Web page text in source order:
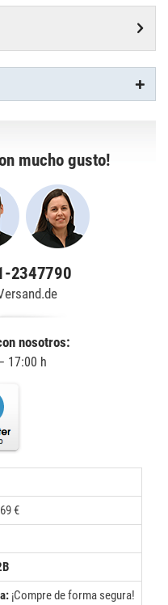
mucho gusto!
2347790
nosotros:
17:00 h
€
¡Compre de forma segura!